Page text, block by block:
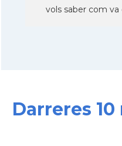
vols saber com
Darreres